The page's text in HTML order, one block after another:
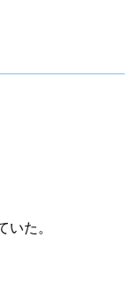
いた。